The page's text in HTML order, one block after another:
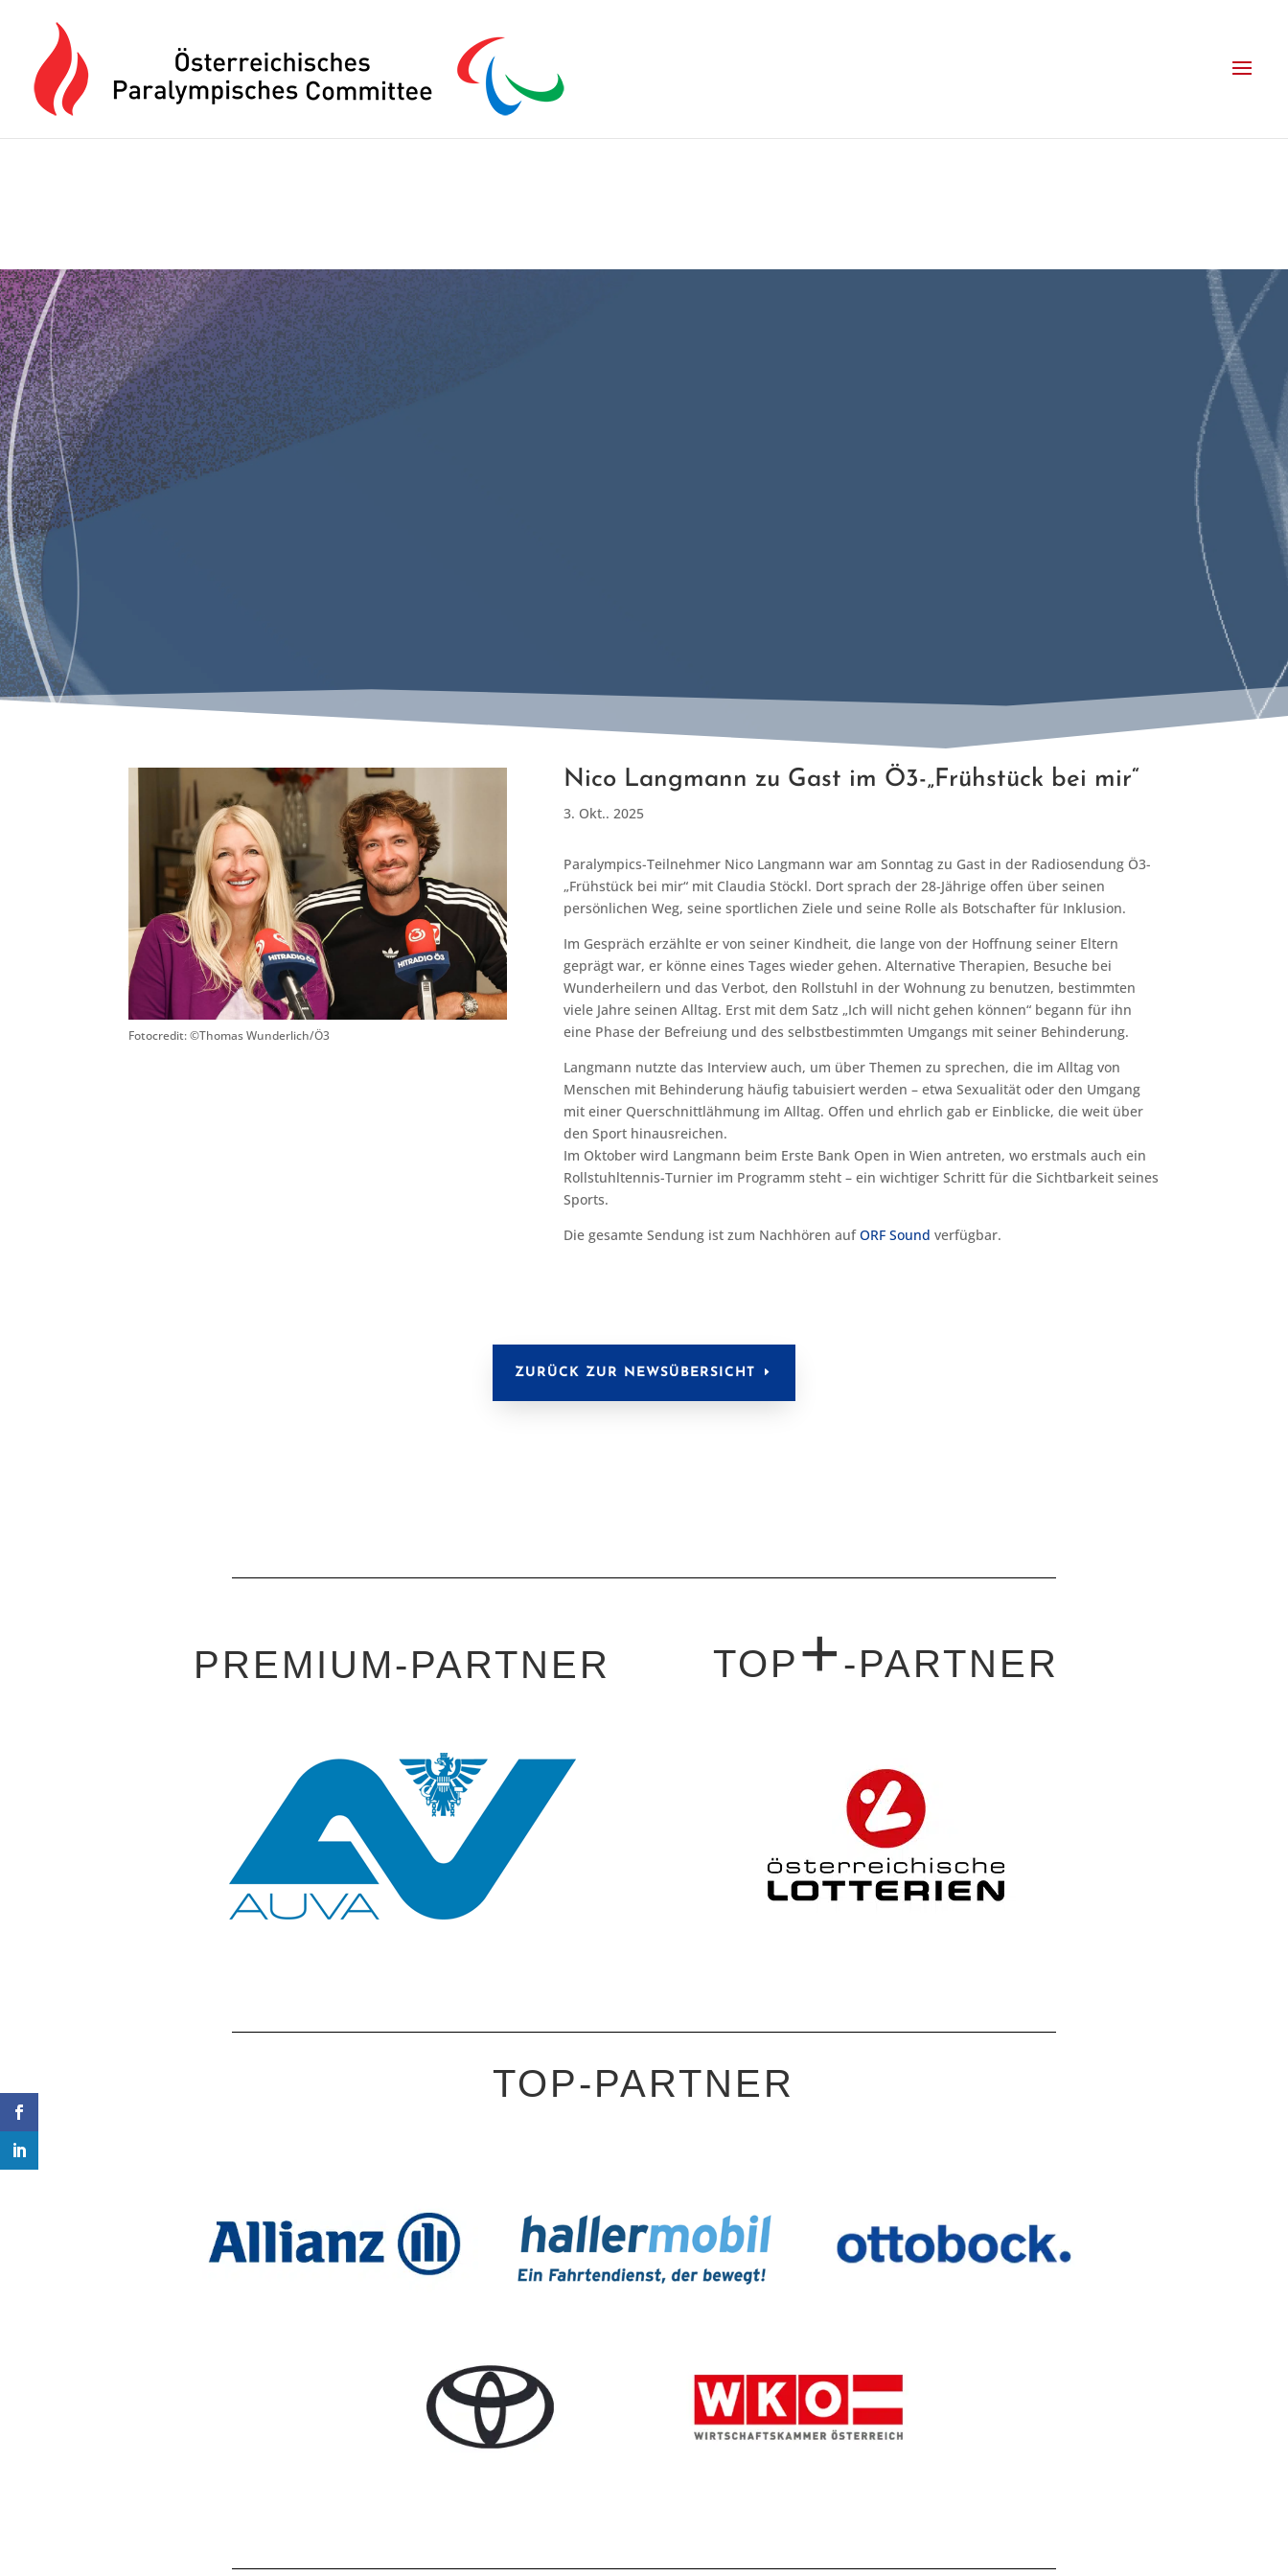
Fotocredit: ©Thomas Wunderlich/Ö3
Nico Langmann zu Gast im Ö3-„Frühstück bei mir“
3. Okt.. 2025
Paralympics-Teilnehmer Nico Langmann war am Sonntag zu Gast in der Radiosendung Ö3-
„Frühstück bei mir“ mit Claudia Stöckl. Dort sprach der 28-Jährige offen über seinen
persönlichen Weg, seine sportlichen Ziele und seine Rolle als Botschafter für Inklusion.
Im Gespräch erzählte er von seiner Kindheit, die lange von der Hoffnung seiner Eltern
geprägt war, er könne eines Tages wieder gehen. Alternative Therapien, Besuche bei
Wunderheilern und das Verbot, den Rollstuhl in der Wohnung zu benutzen, bestimmten
viele Jahre seinen Alltag. Erst mit dem Satz „Ich will nicht gehen können“ begann für ihn
eine Phase der Befreiung und des selbstbestimmten Umgangs mit seiner Behinderung.
Langmann nutzte das Interview auch, um über Themen zu sprechen, die im Alltag von
Menschen mit Behinderung häufig tabuisiert werden – etwa Sexualität oder den Umgang
mit einer Querschnittlähmung im Alltag. Offen und ehrlich gab er Einblicke, die weit über
den Sport hinausreichen.
Im Oktober wird Langmann beim Erste Bank Open in Wien antreten, wo erstmals auch ein
Rollstuhltennis-Turnier im Programm steht – ein wichtiger Schritt für die Sichtbarkeit seines
Sports.
Die gesamte Sendung ist zum Nachhören aufORF Sound verfügbar.
ZURÜCK ZUR NEWSÜBERSICHT
PREMIUM-PARTNER TOP+-PARTNER
TOP-PARTNER